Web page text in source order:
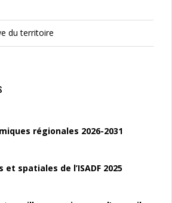
du territoire
régionales 2026-2031
spatiales de l’ISADF 2025